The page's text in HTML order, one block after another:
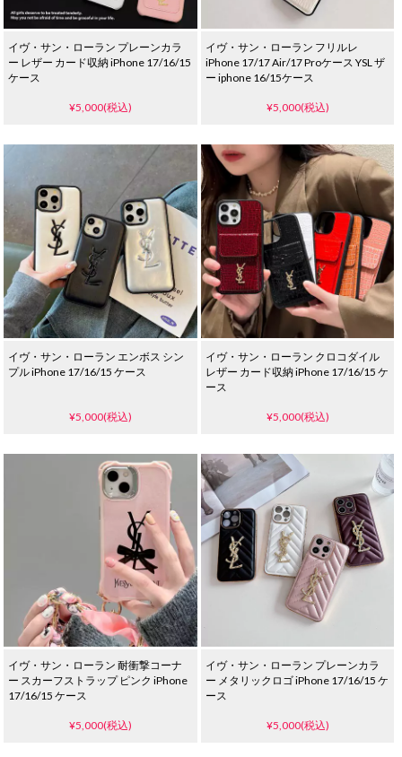
イヴ・サン・ローラン プレーンカラ
ー レザー カード収納 iPhone 17/16/15
ケース
¥5,000(税込)
イヴ・サン・ローラン フリルレ
iPhone 17/17 Air/17 Proケース YSL ザ
ー iphone 16/15ケース
¥5,000(税込)
イヴ・サン・ローラン エンボス シン
プル iPhone 17/16/15 ケース
¥5,000(税込)
イヴ・サン・ローラン クロコダイル
レザー カード収納 iPhone 17/16/15 ケ
ース
¥5,000(税込)
イヴ・サン・ローラン 耐衝撃コーナ
ー スカーフストラップ ピンク iPhone
17/16/15 ケース
¥5,000(税込)
イヴ・サン・ローラン プレーンカラ
ー メタリックロゴ iPhone 17/16/15 ケ
ース
¥5,000(税込)